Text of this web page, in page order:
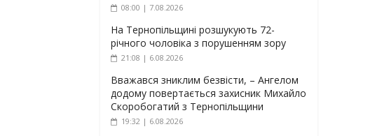
08:00 | 7.08.2026
На Тернопільщині розшукують 72-
річного чоловіка з порушенням зору
21:08 | 6.08.2026
Вважався зниклим безвісти, – Ангелом
додому повертається захисник Михайло
Скоробогатий з Тернопільщини
19:32 | 6.08.2026